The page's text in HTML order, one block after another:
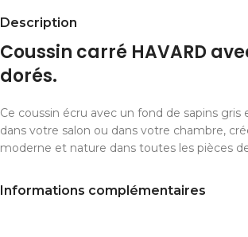
Description
Coussin carré HAVARD
dorés.
Ce coussin écru avec un fond de sapins gris
dans votre salon ou dans votre chambre,
moderne et nature dans toutes les pièces
Informations complémentaires